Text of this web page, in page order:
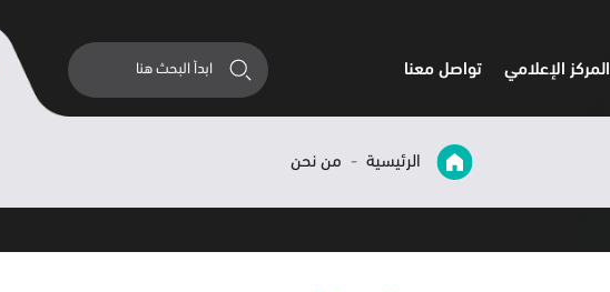
المركز الإعلامي تواصل معنا
الرئيسية من نحن